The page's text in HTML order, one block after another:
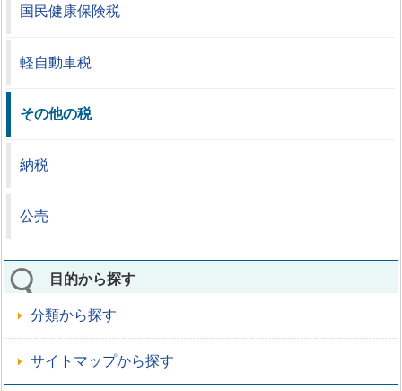
国民健康保険税
軽自動車税
その他の税
納税
公売
目的から探す
分類から探す
サイトマップから探す